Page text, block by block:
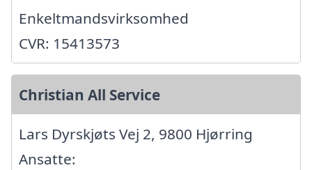
Enkeltmandsvirksomhed
CVR: 15413573
Christian All Service
Lars Dyrskjøts Vej 2, 9800 Hjørring
Ansatte: